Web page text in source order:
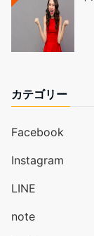
カテゴリー
Facebook
Instagram
LINE
note